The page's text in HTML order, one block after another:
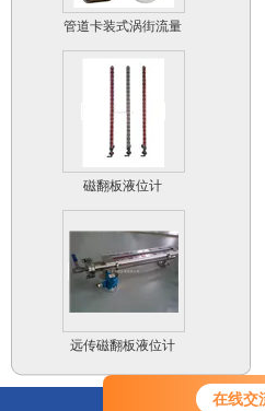
在线交
管道卡装式涡街流量
计
磁翻板液位计
远传磁翻板液位计
（4-20mA）